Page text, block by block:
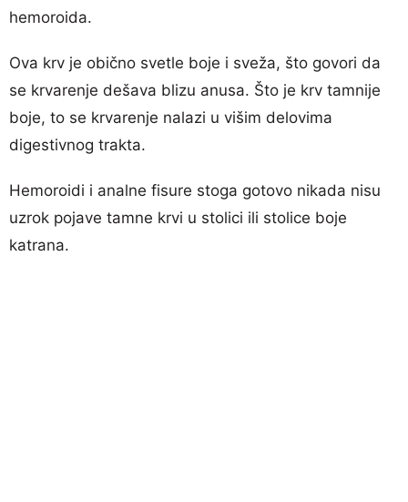
hemoroida.
Ova krv je obično svetle boje i sveža, što govori da
se krvarenje dešava blizu anusa. Što je krv tamnije
boje, to se krvarenje nalazi u višim delovima
digestivnog trakta.
Hemoroidi i analne fisure stoga gotovo nikada nisu
uzrok pojave tamne krvi u stolici ili stolice boje
katrana.